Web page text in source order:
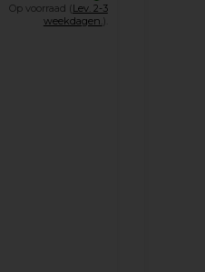
Op voorraad (Lev. 2-3
weekdagen. ).